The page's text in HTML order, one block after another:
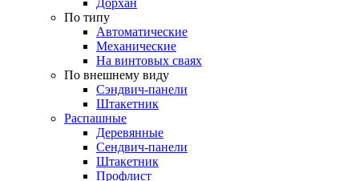
По типу
Автоматические
Механические
На винтовых сваях
По внешнему виду
Сэндвич-панели
Штакетник
Распашные
Деревянные
Сендвич-панели
Штакетник
Профлист